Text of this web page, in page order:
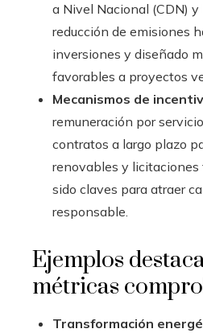
a Nivel Nacional (CDN)
reducción de emisiones
inversiones y diseñado
favorables a proyectos
Mecanismos de
remuneración por
contratos a largo plazo
renovables y
sido claves para atraer
responsable.
Ejemplos
métricas
Transformación